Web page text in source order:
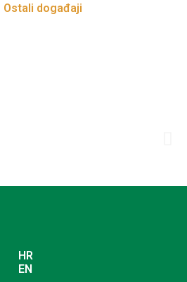
Ostali događaji
HR
EN